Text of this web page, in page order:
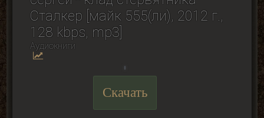
Сталкер [майк 555(ли), 2012 г.,
128 kbps, mp3]
Аудиокниги
Скачать